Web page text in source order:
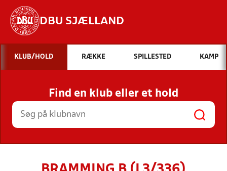
DBU SJÆLLAND
Hvad vil du søge efter?
INDHOLD OG NYHEDER
STILLINGER, RESULTATER, KLUBBER OG
HOLD
KLUB/HOLD RÆKKE SPILLESTED KAMP
Find en klub eller et hold